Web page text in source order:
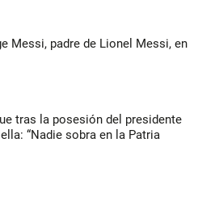
Messi, padre de Lionel Messi, en
tras la posesión del presidente
“Nadie sobra en la Patria